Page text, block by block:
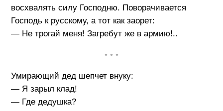
восхвалять силу Господню. Поворачивается
Господь к русскому, а тот как заорет:
— Не трогай меня! Загребут же в армию!..
• • •
Умирающий дед шепчет внуку:
— Я зарыл клад!
— Где дедушка?